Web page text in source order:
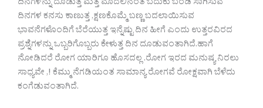
ದಿನಗಳನ್ನು ದೂಡುತ್ತ ಮತ್ತೆ ಮೊದಲಿನಂತೆ ಬದುಕು ಬಂಡಿ ಸಾಗಿಸುವ
ದಿನಗಳ ಕನಸು ಕಾಣುತ್ತ ,ಕ್ಷಣಕೊಮ್ಮೆ ಬಣ್ಣ ಬದಲಾಯಿಸುವ
ಭಾವನೆಗಳೊಂದಿಗೆ ಬೆರೆಯುತ್ತ ಇನ್ನೆಷ್ಟು ದಿನ ಹೀಗೆ ಎಂದು ಉತ್ತರವಿರದ
ಪ್ರಶ್ನೆಗಳನ್ನು ಒಬ್ಬರಿಗೊಬ್ಬರು ಕೇಳುತ್ತ ದಿನ ದೂಡುವಂತಾಗಿದೆ.ಹಾಗೆ
ನೋಡಿದರೆ ರೋಗ ಯಾರಿಗೂ ಹೊಸದಲ್ಲ .ರೋಗ ಇರದ ಮನುಷ್ಯ ನಿರಲು
ಸಾಧ್ಯವೇ ,! ಕೆಮ್ಮು ನೆಗಡಿಯಂತ ಸಾಮಾನ್ಯ ರೋಗವೆ ರೋಕ್ಷವಾಗಿ ಬೆಳೆದು
ಕಂಗೆಡುವಂತಾಗಿದೆ.